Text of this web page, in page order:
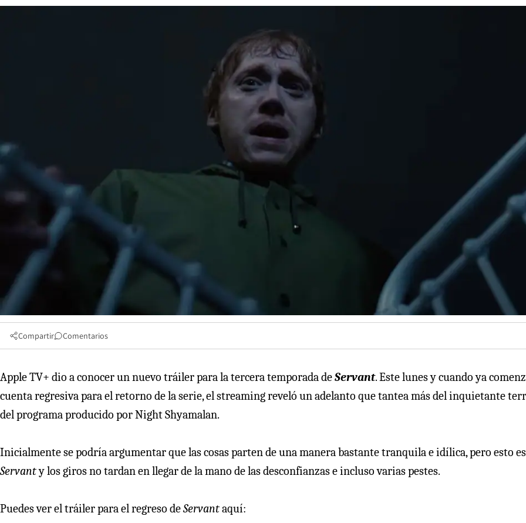
Compartir Comentarios
Apple TV+ dio a conocer un nuevo tráiler para la tercera temporada deServant. Este lunes y cuando ya
cuenta regresiva para el retorno de la serie, el streaming reveló un adelanto que tantea más del inquietante
del programa producido por Night Shyamalan.
Inicialmente se podría argumentar que las cosas parten de una manera bastante tranquila e idílica, pero esto es
Servanty los giros no tardan en llegar de la mano de las desconfianzas e incluso varias pestes.
Puedes ver el tráiler para el regreso deServantaquí: